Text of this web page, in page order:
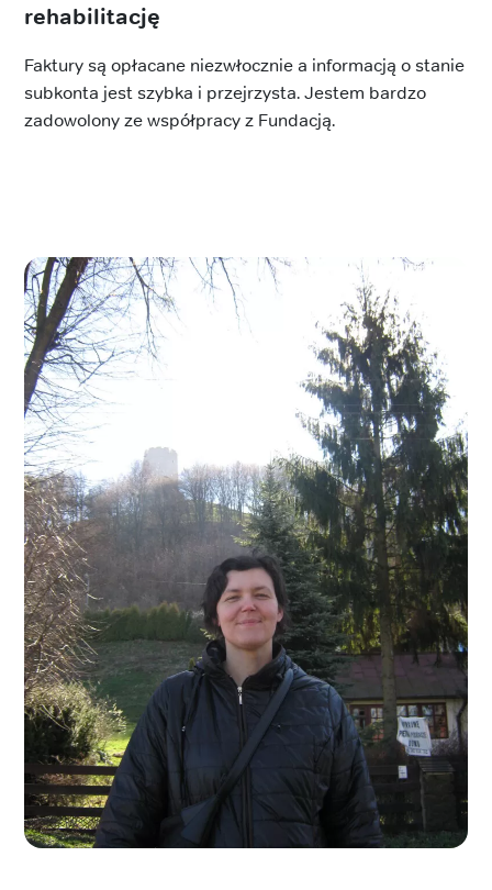
rehabilitację
Faktury są opłacane niezwłocznie a informacją o stanie
subkonta jest szybka i przejrzysta. Jestem bardzo
zadowolony ze współpracy z Fundacją.